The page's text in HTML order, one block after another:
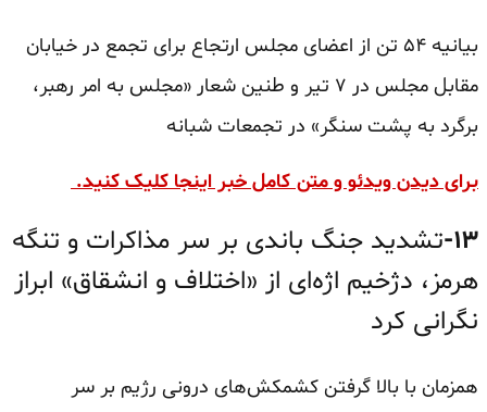
بیانیه ۵۴ تن از اعضای مجلس ارتجاع برای تجمع در خیابان
مقابل مجلس در ۷ تیر و طنین شعار «مجلس به امر رهبر،
برگرد به پشت سنگر» در تجمعات شبانه
برای دیدن ویدئو و متن کامل خبر اینجا کلیک کنید.
۱۳- تشدید جنگ باندی بر سر مذاکرات و تنگه
هرمز، دژخیم اژه‌ای از «اختلاف و انشقاق» ابراز
نگرانی کرد
همزمان با بالا گرفتن کشمکش‌های درونی رژیم بر سر